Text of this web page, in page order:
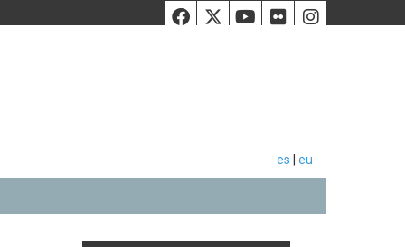
Facebook
Twiiter
Youtube
Flickr
es eu